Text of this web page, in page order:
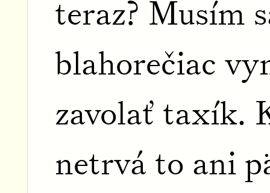
teraz? Musím
blahorečiac
zavolať taxík.
netrvá to ani